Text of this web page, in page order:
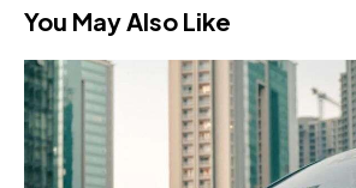
You May Also Like